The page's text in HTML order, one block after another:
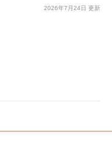
2026年7月24日 更新